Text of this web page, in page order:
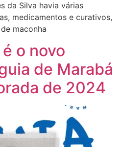
da Silva havia várias
medicamentos e curativos,
maconha
o novo
de Marabá
de 2024